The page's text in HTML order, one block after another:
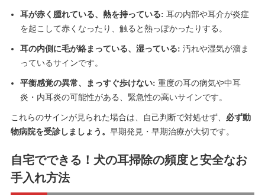
耳が赤く腫れている、熱を持っている: 耳の内部や耳介が炎症
を起こして赤くなったり、触ると熱っぽかったりする。
耳の内側に毛が絡まっている、湿っている: 汚れや湿気が溜ま
っているサインです。
平衡感覚の異常、まっすぐ歩けない: 重度の耳の病気や中耳
炎・内耳炎の可能性がある、緊急性の高いサインです。
これらのサインが見られた場合は、自己判断で対処せず、 必ず動
物病院を受診しましょう。 早期発見・早期治療が大切です。
自宅でできる！犬の耳掃除の頻度と安全なお
手入れ方法